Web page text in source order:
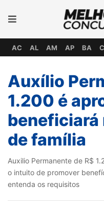
AC AL AM AP BA
Auxílio
1.200 é
beneficiará
de família
Auxilio Permanente de R$
o intuito de promover
entenda os requisitos